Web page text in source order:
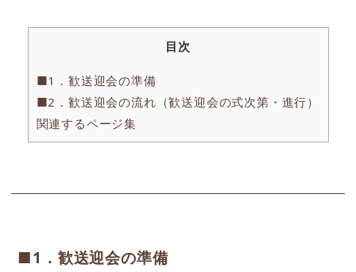
目次
■1．歓送迎会の準備
■2．歓送迎会の流れ（歓送迎会の式次第・進行）
関連するページ集
■1．歓送迎会の準備